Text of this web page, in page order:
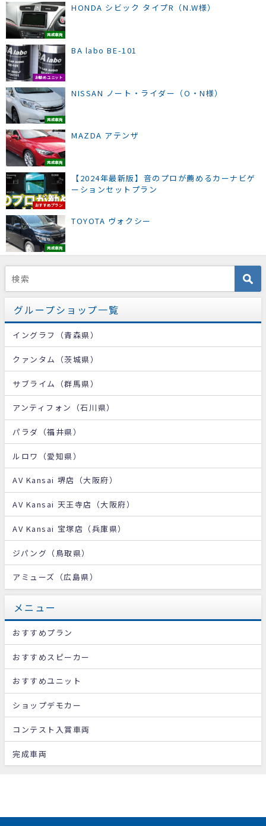
完成車両
HONDA シビック タイプR（N.W様）
お勧めユニット
BA labo BE-101
完成車両
NISSAN ノート・ライダー（O・N様）
完成車両
MAZDA アテンザ
おすすめプラン
【2024年最新版】音のプロが薦めるカーナビゲ
ーションセットプラン
完成車両
TOYOTA ヴォクシー
グループショップ一覧
イングラフ（青森県）
クァンタム（茨城県）
サブライム（群馬県）
アンティフォン（石川県）
パラダ（福井県）
ルロワ（愛知県）
AV Kansai 堺店（大阪府）
AV Kansai 天王寺店（大阪府）
AV Kansai 宝塚店（兵庫県）
ジパング（鳥取県）
アミューズ（広島県）
メニュー
おすすめプラン
おすすめスピーカー
おすすめユニット
ショップデモカー
コンテスト入賞車両
完成車両